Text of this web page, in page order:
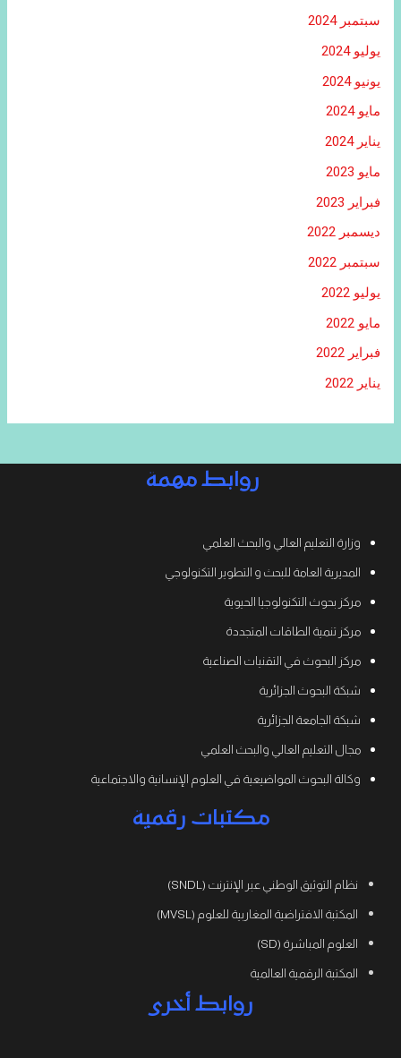
سبتمبر 2024
يوليو 2024
يونيو 2024
مايو 2024
يناير 2024
مايو 2023
فبراير 2023
ديسمبر 2022
سبتمبر 2022
يوليو 2022
مايو 2022
فبراير 2022
يناير 2022
روابط مهمة
وزارة التعليم العالي والبحث العلمي
المديرية العامة للبحث و التطوير التكنولوجي
مركز بحوث التكنولوجيا الحيوية
مركز تنمية الطاقات المتجددة
مركز البحوث في التقنيات الصناعية
شبكة البحوث الجزائرية
شبكة الجامعة الجزائرية
مجال التعليم العالي والبحث العلمي
وكالة البحوث المواضيعية في العلوم الإنسانية والاجتماعية
مكتبات رقمية
نظام التوثيق الوطني عبر الإنترنت (SNDL)
المكتبة الافتراضية المغاربية للعلوم (MVSL)
العلوم المباشرة (SD)
المكتبة الرقمية العالمية
روابط أخرى